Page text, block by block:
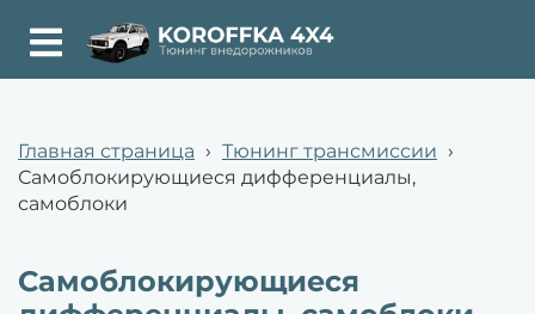
Главная страница › Тюнинг трансмиссии ›
Самоблокирующиеся дифференциалы,
самоблоки
Самоблокирующиеся